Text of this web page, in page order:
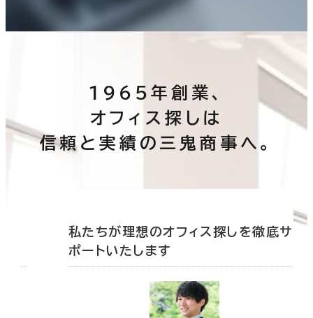
1965年創業、
オフィス探しは
信頼と実績の三鬼商事へ。
私たちが理想のオフィス探しを徹底サ
ポートいたします